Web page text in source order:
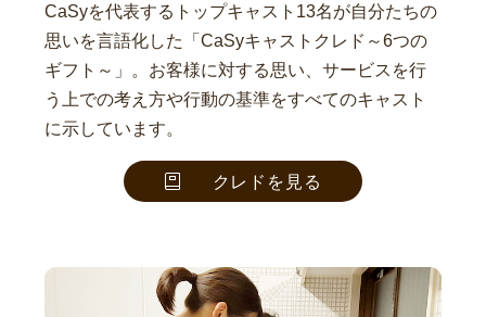
CaSyを代表するトップキャスト13名が自分たちの
思いを言語化した「CaSyキャストクレド～6つの
ギフト～」。お客様に対する思い、サービスを行
う上での考え方や行動の基準をすべてのキャスト
に示しています。
クレドを見る